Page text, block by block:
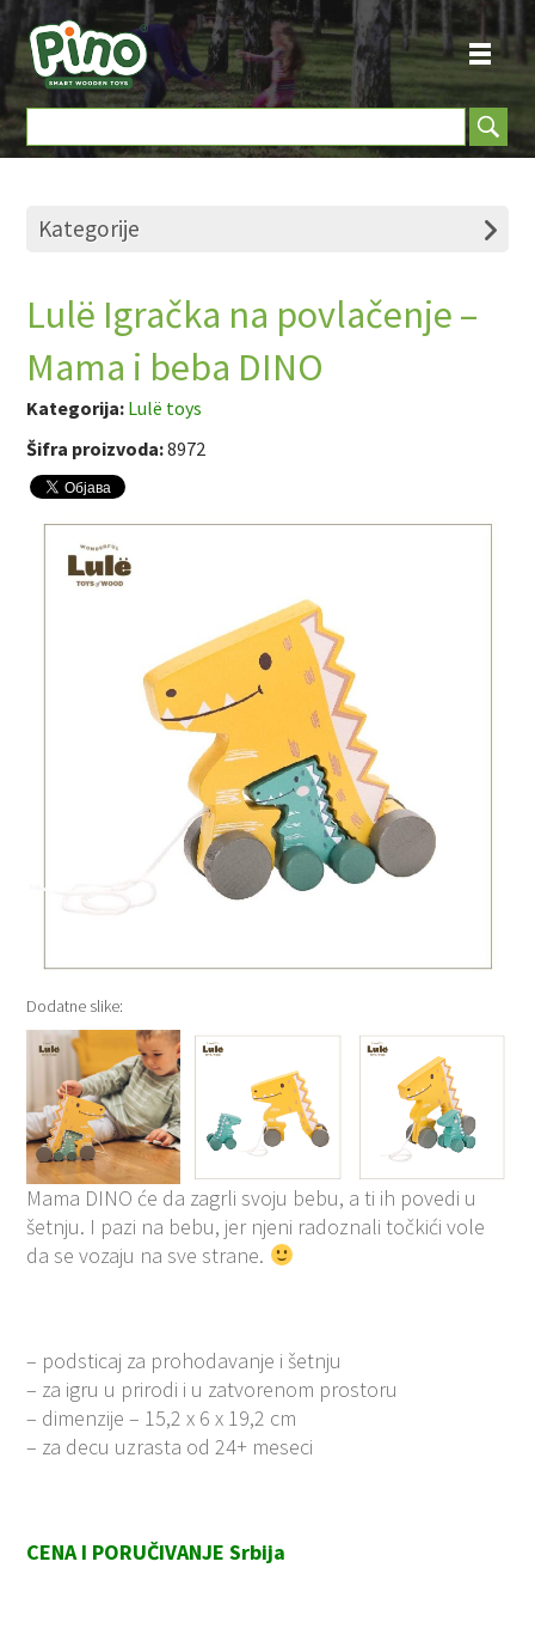
Kategorije
Lulë Igračka na povlačenje –
Mama i beba DINO
Kategorija: Lulë toys
Šifra proizvoda:8972
Dodatne slike:
Mama DINO će da zagrli svoju bebu, a ti ih povedi u
šetnju. I pazi na bebu, jer njeni radoznali točkići vole
da se vozaju na sve strane.
– podsticaj za prohodavanje i šetnju
– za igru u prirodi i u zatvorenom prostoru
– dimenzije – 15,2 x 6 x 19,2 cm
– za decu uzrasta od 24+ meseci
CENA I PORUČIVANJE Srbija